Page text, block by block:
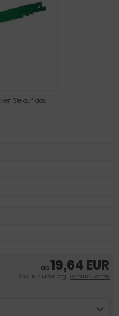
Sie auf das
ab19,64 EUR
inkl. 19 % MwSt. zzgl.Versandkosten